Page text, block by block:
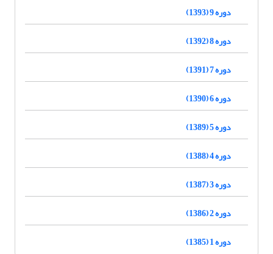
دوره 9 (1393)
دوره 8 (1392)
دوره 7 (1391)
دوره 6 (1390)
دوره 5 (1389)
دوره 4 (1388)
دوره 3 (1387)
دوره 2 (1386)
دوره 1 (1385)